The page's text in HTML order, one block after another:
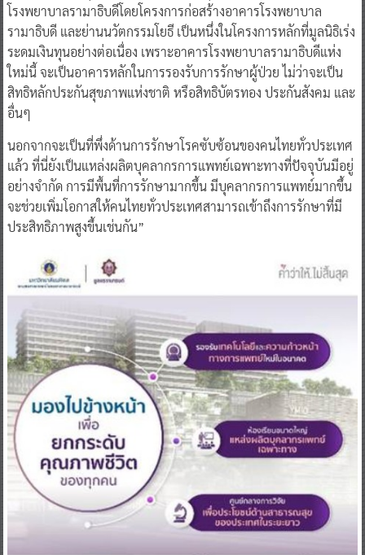
โรงพยาบาลรามาธิบดีโดยโครงการก่อสร้างอาคารโรงพยาบาล
รามาธิบดี และย่านนวัตกรรมโยธี เป็นหนึ่งในโครงการหลักที่มูลนิธิเร่ง
ระดมเงินทุนอย่างต่อเนื่อง เพราะอาคารโรงพยาบาลรามาธิบดีแห่ง
ใหม่นี้ จะเป็นอาคารหลักในการรองรับการรักษาผู้ป่วย ไม่ว่าจะเป็น
สิทธิหลักประกันสุขภาพแห่งชาติ หรือสิทธิบัตรทอง ประกันสังคม และ
อื่นๆ
นอกจากจะเป็นที่พึ่งด้านการรักษาโรคซับซ้อนของคนไทยทั่วประเทศ
แล้ว ที่นี่ยังเป็นแหล่งผลิตบุคลากรการแพทย์เฉพาะทางที่ปัจจุบันมีอยู่
อย่างจำกัด การมีพื้นที่การรักษามากขึ้น มีบุคลากรการแพทย์มากขึ้น
จะช่วยเพิ่มโอกาสให้คนไทยทั่วประเทศสามารถเข้าถึงการรักษาที่มี
ประสิทธิภาพสูงขึ้นเช่นกัน”